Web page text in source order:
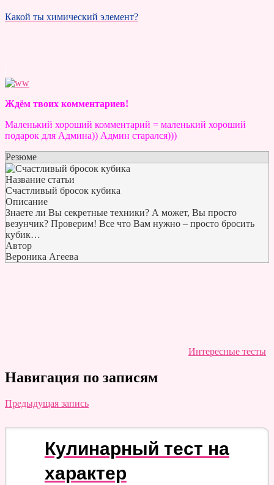
Какой ты химический элемент?
Ждём твоих комментариев!
Маленький хороший комментарий = маленький хороший
подарок для Админа)) Админ старался)))
Резюме
Название статьи
Счастливый бросок кубика
Описание
Знаете ли Вы секретные техники? А может, Вы просто
везунчик? Проверим! Все что Вам нужно – просто бросить
кубик…
Автор
Вероника Агеева
Интересные тесты
Навигация по записям
Предыдущая запись
Кулинарный тест на
характер